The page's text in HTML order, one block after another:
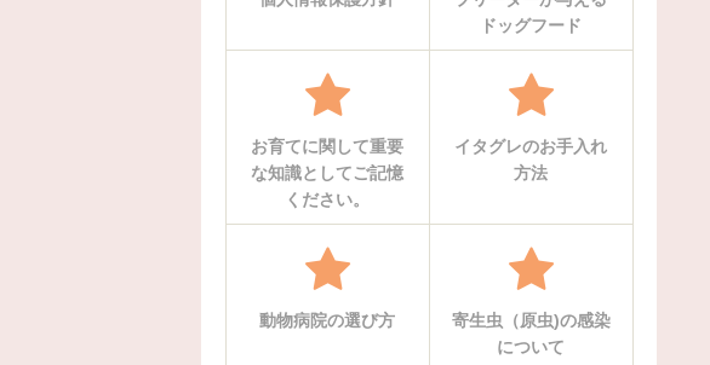
ドッグフード
お育てに関して重要
な知識としてご記憶
ください。
イタグレのお手入れ
方法
動物病院の選び方
寄生虫（原虫)の感染
について